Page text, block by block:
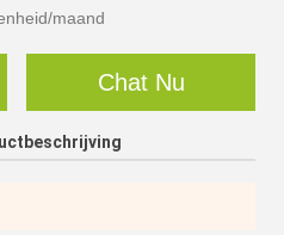
maand
Chat Nu